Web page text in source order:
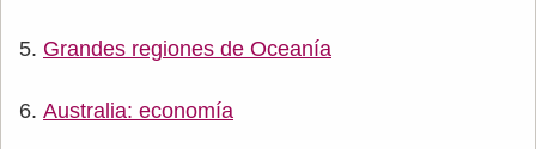
Grandes regiones de Oceanía
Australia: economía